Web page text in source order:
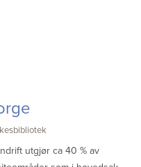
utgjør ca 40 % av